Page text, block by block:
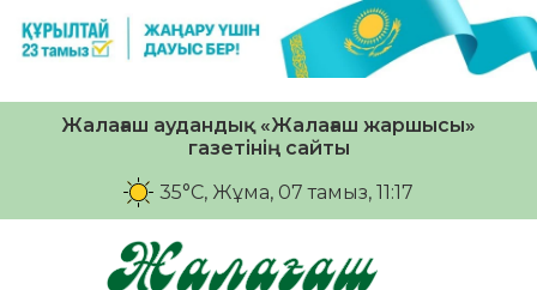
Жалағаш аудандық «Жалағаш жаршысы»
газетінің сайты
35°C, Жұма, 07 тамыз, 11:17